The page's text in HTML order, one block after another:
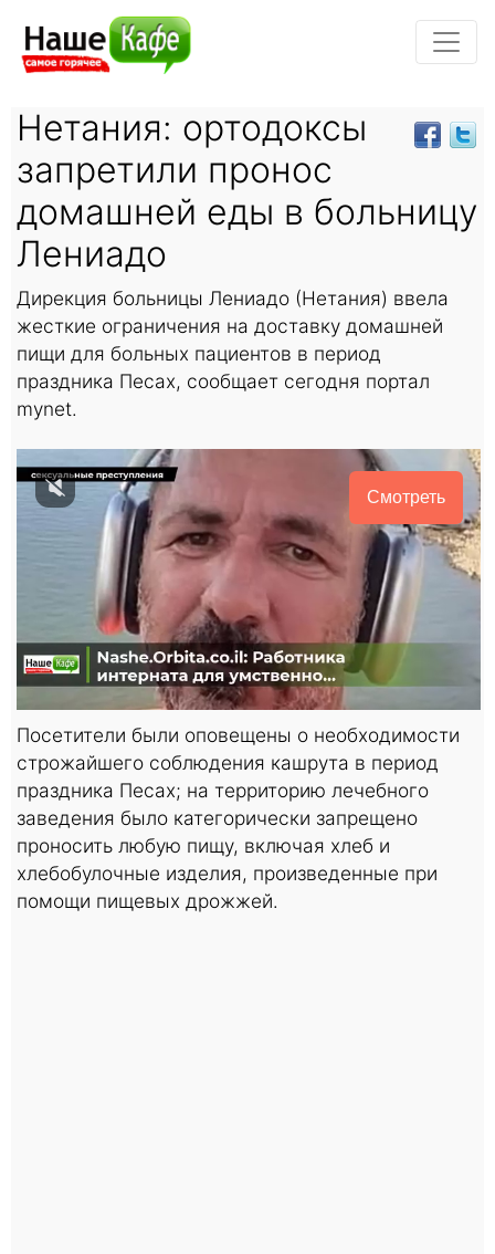
Нетания: ортодоксы
запретили пронос
домашней еды в больницу
Лениадо
Дирекция больницы Лениадо (Нетания) ввела
жесткие ограничения на доставку домашней
пищи для больных пациентов в период
праздника Песах, сообщает сегодня портал
mynet.
Смотреть
Посетители были оповещены о необходимости
строжайшего соблюдения кашрута в период
праздника Песах; на территорию лечебного
заведения было категорически запрещено
проносить любую пищу, включая хлеб и
хлебобулочные изделия, произведенные при
помощи пищевых дрожжей.